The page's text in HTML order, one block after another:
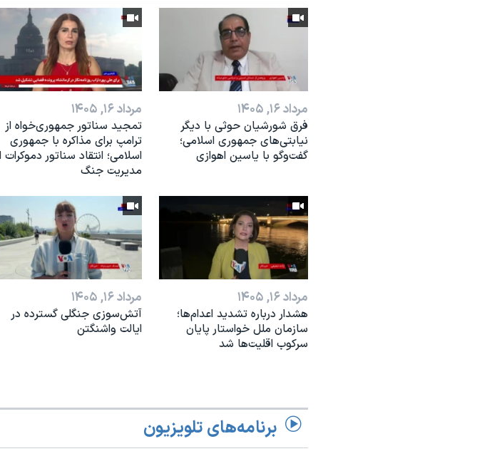
مرداد ۱۶, ۱۴۰۵
فرق شورشیان حوثی با دیگر
نیابتی‌های جمهوری اسلامی؛
گفت‌وگو با یاسین اهوازی
مرداد ۱۶, ۱۴۰۵
تمجید سناتور جمهوری‌خواه از
ترامپ برای مذاکره با جمهوری
اسلامی؛ انتقاد سناتور دموکرات
مدیریت جنگ
مرداد ۱۶, ۱۴۰۵
هشدار درباره تشدید اعدام‌ها؛
سازمان ملل خواستار پایان
سرکوب اقلیت‌ها شد
مرداد ۱۶, ۱۴۰۵
آتش‌سوزی جنگلی گسترده در
ایالت واشنگتن
برنامه‌های تلویزیون